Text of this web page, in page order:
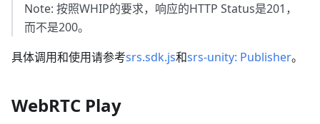
Note: 按照WHIP的要求，响应的HTTP Status是201，
而不是200。
具体调用和使用请参考srs.sdk.js和srs-unity: Publisher。
WebRTC Play